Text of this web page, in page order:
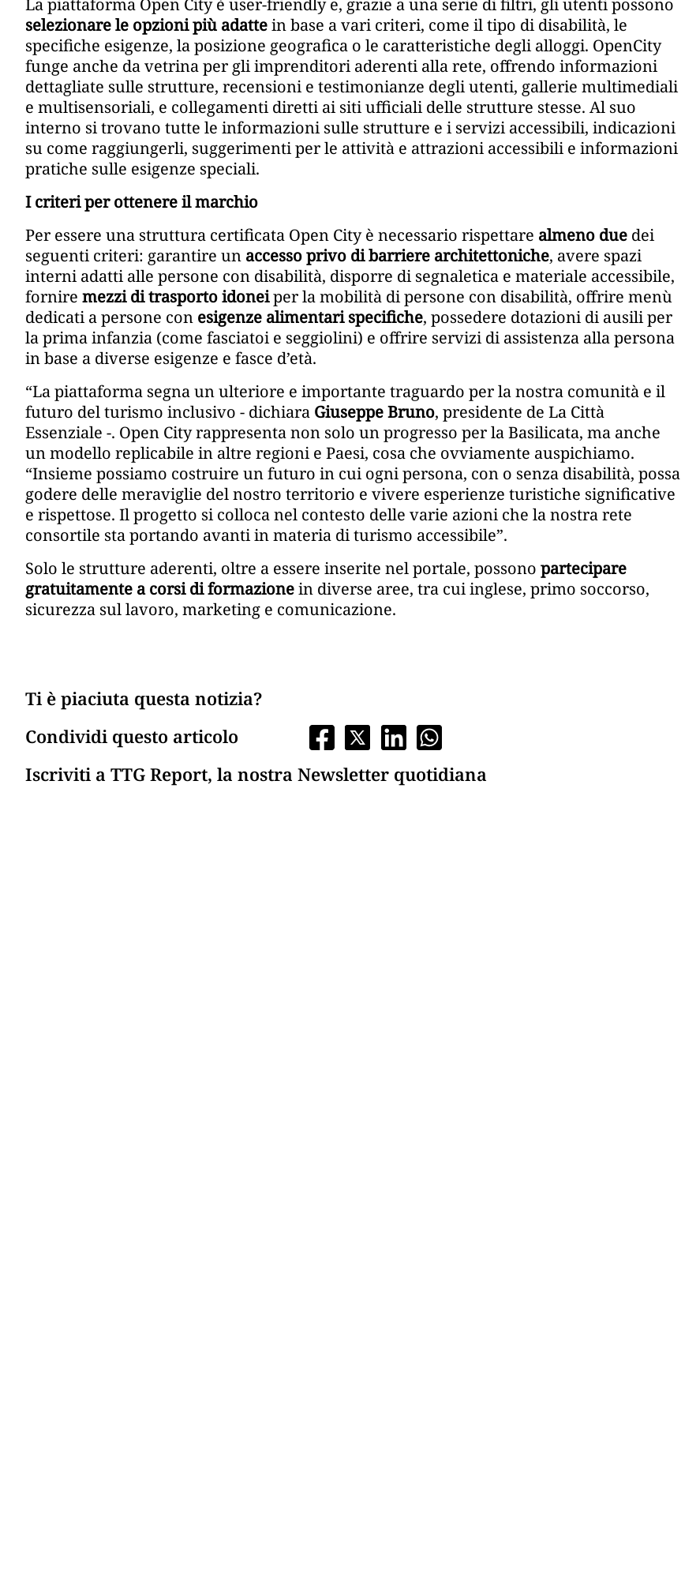
La piattaforma Open City è user-friendly e, grazie a una serie di filtri, gli utenti possono
selezionare le opzioni più adattein base a vari criteri, come il tipo di disabilità, le
specifiche esigenze, la posizione geografica o le caratteristiche degli alloggi. OpenCity
funge anche da vetrina per gli imprenditori aderenti alla rete, offrendo informazioni
dettagliate sulle strutture, recensioni e testimonianze degli utenti, gallerie multimediali
e multisensoriali, e collegamenti diretti ai siti ufficiali delle strutture stesse. Al suo
interno si trovano tutte le informazioni sulle strutture e i servizi accessibili, indicazioni
su come raggiungerli, suggerimenti per le attività e attrazioni accessibili e informazioni
pratiche sulle esigenze speciali.
I criteri per ottenere il marchio
Per essere una struttura certificata Open City è necessario rispettare almeno due dei
seguenti criteri: garantire un accesso privo di barriere architettoniche, avere spazi
interni adatti alle persone con disabilità, disporre di segnaletica e materiale accessibile,
fornire mezzi di trasporto idoneiper la mobilità di persone con disabilità, offrire menù
dedicati a persone con esigenze alimentari specifiche, possedere dotazioni di ausili per
la prima infanzia (come fasciatoi e seggiolini) e offrire servizi di assistenza alla persona
in base a diverse esigenze e fasce d’età.
“La piattaforma segna un ulteriore e importante traguardo per la nostra comunità e il
futuro del turismo inclusivo - dichiara Giuseppe Bruno, presidente de La Città
Essenziale -. Open City rappresenta non solo un progresso per la Basilicata, ma anche
un modello replicabile in altre regioni e Paesi, cosa che ovviamente auspichiamo.
“Insieme possiamo costruire un futuro in cui ogni persona, con o senza disabilità, possa
godere delle meraviglie del nostro territorio e vivere esperienze turistiche significative
e rispettose. Il progetto si colloca nel contesto delle varie azioni che la nostra rete
consortile sta portando avanti in materia di turismo accessibile”.
Solo le strutture aderenti, oltre a essere inserite nel portale, possono partecipare
gratuitamente a corsi di formazionein diverse aree, tra cui inglese, primo soccorso,
sicurezza sul lavoro, marketing e comunicazione.
Ti è piaciuta questa notizia?
Condividi questo articolo
Iscriviti a TTG Report, la nostra Newsletter quotidiana